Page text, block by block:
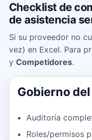
Checklist de
de asistencia
Si su proveedor no
vez) en Excel. Para
y Competidores.
Gobierno
Auditoría
Roles/permisos